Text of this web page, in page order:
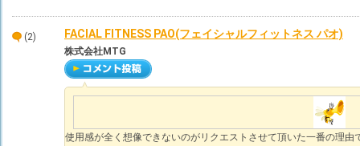
(2) FACIAL FITNESS PAO(フェイシャルフィットネス パオ)
株式会社MTG
使用感が全く想像できないのがリクエストさせて頂いた一番の理